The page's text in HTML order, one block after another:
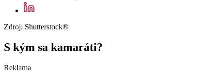
Zdroj: Shutterstock®
S kým sa kamaráti?
Reklama